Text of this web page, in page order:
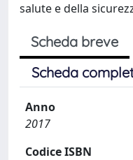
salute e della
Scheda breve
Scheda
Anno
2017
Codice ISBN